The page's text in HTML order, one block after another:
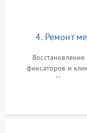
4. Ремонт
фиксаторов и
поправок.
поврежденных